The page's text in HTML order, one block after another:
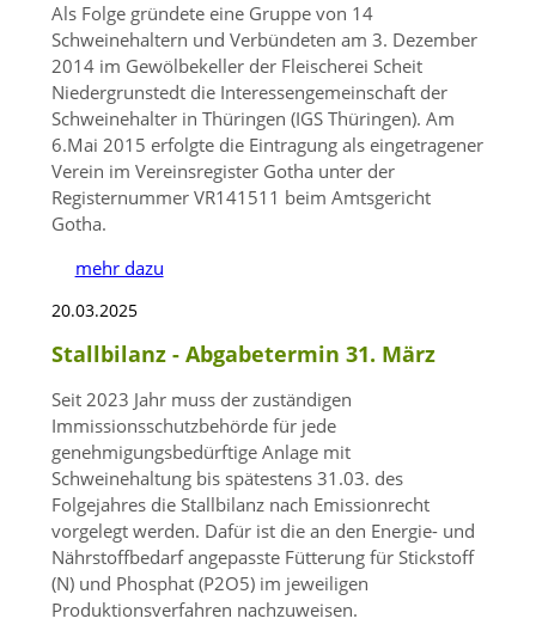
Als Folge gründete eine Gruppe von 14
Schweinehaltern und Verbündeten am 3. Dezember
2014 im Gewölbekeller der Fleischerei Scheit
Niedergrunstedt die Interessengemeinschaft der
Schweinehalter in Thüringen (IGS Thüringen). Am
6.Mai 2015 erfolgte die Eintragung als eingetragener
Verein im Vereinsregister Gotha unter der
Registernummer VR141511 beim Amtsgericht
Gotha.
mehr dazu
20.03.2025
Stallbilanz - Abgabetermin 31. März
Seit 2023 Jahr muss der zuständigen
Immissionsschutzbehörde für jede
genehmigungsbedürftige Anlage mit
Schweinehaltung bis spätestens 31.03. des
Folgejahres die Stallbilanz nach Emissionrecht
vorgelegt werden. Dafür ist die an den Energie- und
Nährstoffbedarf angepasste Fütterung für Stickstoff
(N) und Phosphat (P2O5) im jeweiligen
Produktionsverfahren nachzuweisen.